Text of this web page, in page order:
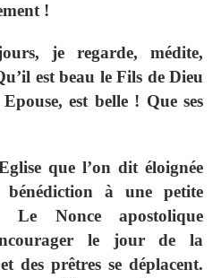
!
je regarde, médite,
est beau le Fils de Dieu
est belle ! Que ses
que l’on dit éloignée
à une petite
Le Nonce apostolique
le jour de la
des prêtres se déplacent.